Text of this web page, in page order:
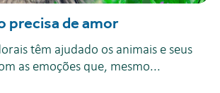
precisa de amor
têm ajudado os animais e seus
as emoções que, mesmo...